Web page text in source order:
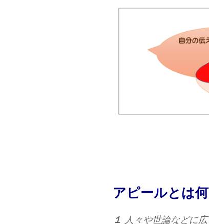
アピールとは何
１ 人々や世論などに